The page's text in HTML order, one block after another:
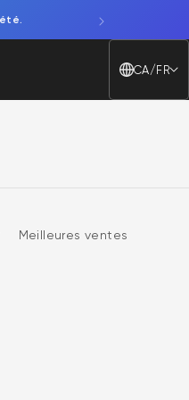
Découvrez notre
Pays/
CA/FR